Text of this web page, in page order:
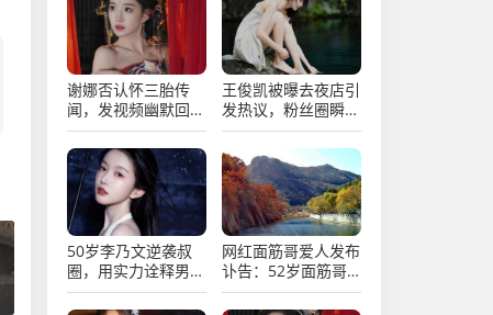
谢娜否认怀三胎传
闻，发视频幽默回
应，网友热议不断
王俊凯被曝去夜店引
发热议，粉丝圈瞬间
炸锅乱成一锅粥
50岁李乃文逆袭叔
圈，用实力诠释男演
员的魅力与坚持
网红面筋哥爱人发布
讣告：52岁面筋哥
因病于凌晨去世